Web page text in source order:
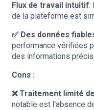
Flux de travail intuitif:
de la plateforme est
✅ Des données
performance vérifiées
des informations
Cons :
❌ Traitement limité
notable est l'absence